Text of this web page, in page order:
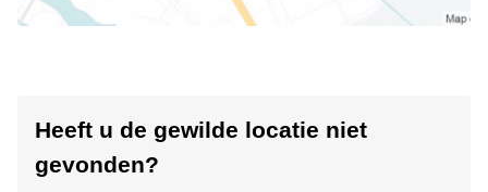
Heeft u de gewilde locatie niet
gevonden?